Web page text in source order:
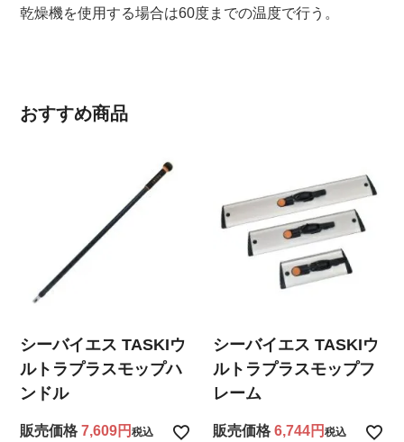
乾燥機を使用する場合は60度までの温度で行う。
おすすめ商品
シーバイエス TASKIウ
ルトラプラスモップハ
ンドル
販売価格 7,609 税込
シーバイエス TASKIウ
ルトラプラスモップフ
レーム
販売価格 6,744 税込